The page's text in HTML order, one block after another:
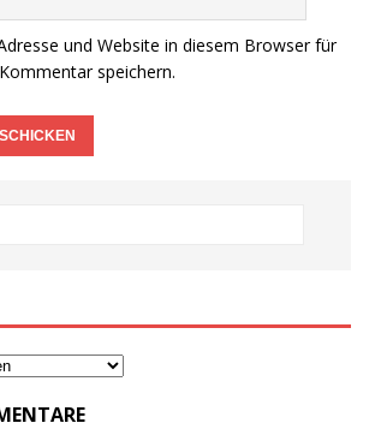
und Website in diesem Browser für
speichern.